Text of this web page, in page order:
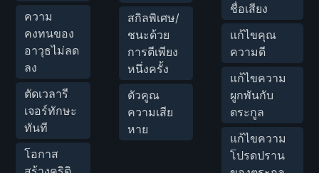
ความ
คงทนของ
อาวุธไม่ลด
ลง
ตัดเวลารี
เจอร์ทักษะ
ทันที
โอกาส
สกิลพิเศษ/
ชนะด้วย
การตีเพียง
หนึ่งครั้ง
ตัวคูณ
ความเสีย
หาย
ชื่อเสียง
แก้ไขคุณ
ความดี
แก้ไขความ
ผูกพันกับ
ตระกูล
แก้ไขความ
โปรดปราน